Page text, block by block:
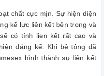
chất cực mịn. Sự hiện diện
kể lực liên kết bên trong và
có tính lien kết rất cao và
đáng kể. Khi bê tông đã
hình thành sự liên kết